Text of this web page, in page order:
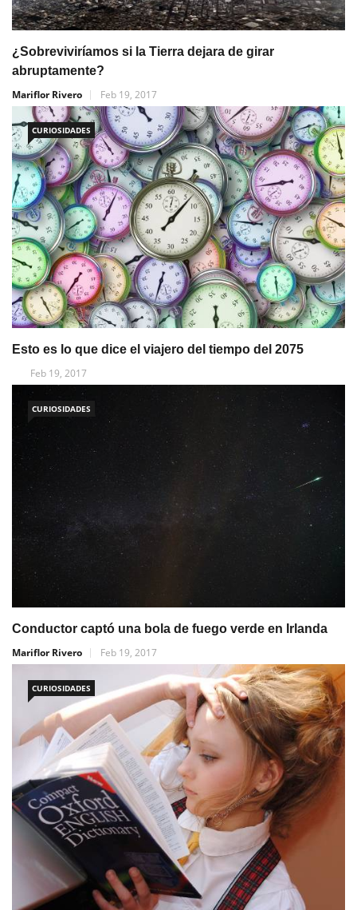
¿Sobreviviríamos si la Tierra dejara de girar
abruptamente?
Mariflor Rivero
Feb 19, 2017
CURIOSIDADES
Esto es lo que dice el viajero del tiempo del 2075
Feb 19, 2017
CURIOSIDADES
Conductor captó una bola de fuego verde en Irlanda
Mariflor Rivero
Feb 19, 2017
CURIOSIDADES